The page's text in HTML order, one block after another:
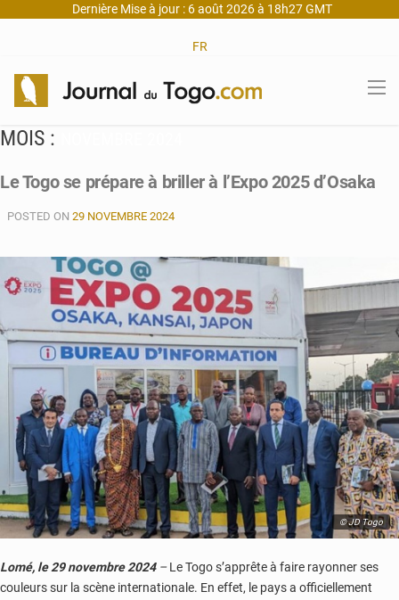
Dernière Mise à jour : 6 août 2026 à 18h27 GMT
FR
MOIS :
Le Togo se prépare à briller à l’Expo 2025 d’Osaka
POSTED ON 29 NOVEMBRE 2024
© JD Togo
Lomé, le 29 novembre 2024–Le Togo s’apprête à faire rayonner ses
couleurs sur la scène internationale. En effet, le pays a officiellement